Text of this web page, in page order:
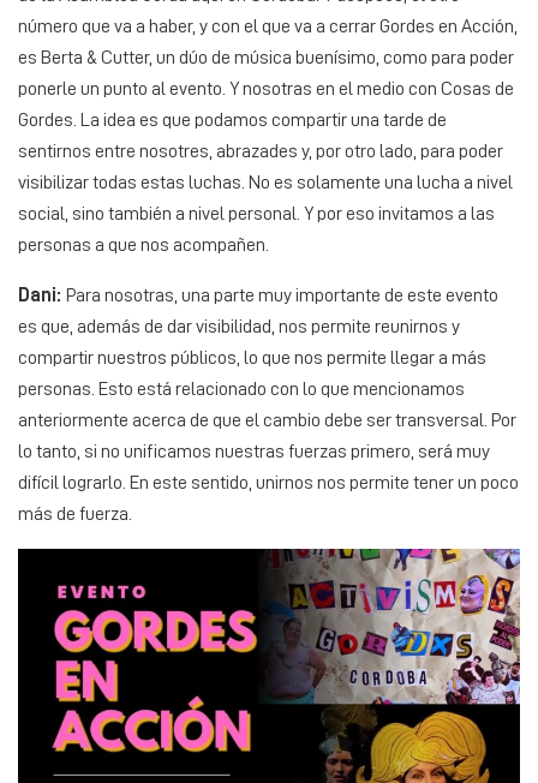
número que va a haber, y con el que va a cerrar Gordes en Acción,
es Berta & Cutter, un dúo de música buenísimo, como para poder
ponerle un punto al evento. Y nosotras en el medio con Cosas de
Gordes. La idea es que podamos compartir una tarde de
sentirnos entre nosotres, abrazades y, por otro lado, para poder
visibilizar todas estas luchas. No es solamente una lucha a nivel
social, sino también a nivel personal. Y por eso invitamos a las
personas a que nos acompañen.
Dani: Para nosotras, una parte muy importante de este evento
es que, además de dar visibilidad, nos permite reunirnos y
compartir nuestros públicos, lo que nos permite llegar a más
personas. Esto está relacionado con lo que mencionamos
anteriormente acerca de que el cambio debe ser transversal. Por
lo tanto, si no unificamos nuestras fuerzas primero, será muy
difícil lograrlo. En este sentido, unirnos nos permite tener un poco
más de fuerza.